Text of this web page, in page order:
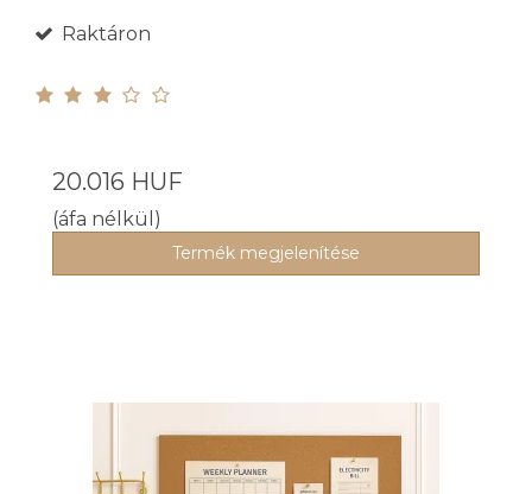
Raktáron
20.016 HUF
(áfa nélkül)
Termék megjelenítése